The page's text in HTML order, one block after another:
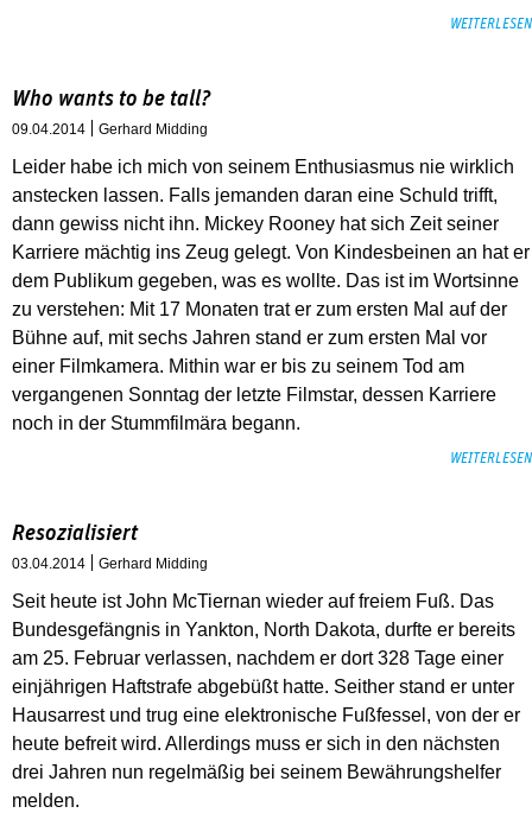
WEITERLESEN
Who wants to be tall?
09.04.2014 Gerhard Midding
Leider habe ich mich von seinem Enthusiasmus nie wirklich
anstecken lassen. Falls jemanden daran eine Schuld trifft,
dann gewiss nicht ihn. Mickey Rooney hat sich Zeit seiner
Karriere mächtig ins Zeug gelegt. Von Kindesbeinen an hat er
dem Publikum gegeben, was es wollte. Das ist im Wortsinne
zu verstehen: Mit 17 Monaten trat er zum ersten Mal auf der
Bühne auf, mit sechs Jahren stand er zum ersten Mal vor
einer Filmkamera. Mithin war er bis zu seinem Tod am
vergangenen Sonntag der letzte Filmstar, dessen Karriere
noch in der Stummfilmära begann.
WEITERLESEN
Resozialisiert
03.04.2014 Gerhard Midding
Seit heute ist John McTiernan wieder auf freiem Fuß. Das
Bundesgefängnis in Yankton, North Dakota, durfte er bereits
am 25. Februar verlassen, nachdem er dort 328 Tage einer
einjährigen Haftstrafe abgebüßt hatte. Seither stand er unter
Hausarrest und trug eine elektronische Fußfessel, von der er
heute befreit wird. Allerdings muss er sich in den nächsten
drei Jahren nun regelmäßig bei seinem Bewährungshelfer
melden.